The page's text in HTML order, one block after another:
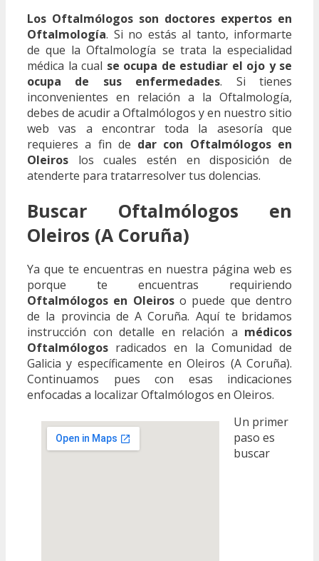
Los Oftalmólogos son doctores expertos en
Oftalmología. Si no estás al tanto, informarte
de que la Oftalmología se trata la especialidad
médica la cual se ocupa de estudiar el ojo y se
ocupa de sus enfermedades. Si tienes
inconvenientes en relación a la Oftalmología,
debes de acudir a Oftalmólogos y en nuestro sitio
web vas a encontrar toda la asesoría que
requieres a fin de dar con Oftalmólogos en
Oleiros los cuales estén en disposición de
atenderte para tratarresolver tus dolencias.
Buscar Oftalmólogos en
Oleiros (A Coruña)
Ya que te encuentras en nuestra página web es
porque te encuentras requiriendo
Oftalmólogos en Oleiroso puede que dentro
de la provincia de A Coruña. Aquí te bridamos
instrucción con detalle en relación a médicos
Oftalmólogos radicados en la Comunidad de
Galicia y específicamente en Oleiros (A Coruña).
Continuamos pues con esas indicaciones
enfocadas a localizar Oftalmólogos en Oleiros.
Un primer
paso es
buscar